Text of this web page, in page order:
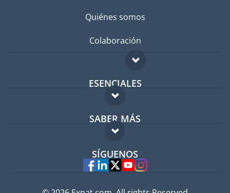
Quiénes somos
Colaboración
ESENCIALES
Foro para expatriados
Guía para expatriados
Trabajos en el extranjero
SABER MÁS
FAQ
Expertos
SÍGUENOS